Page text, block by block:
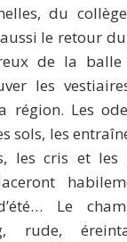
du
aussi le retour
de la balle
les
région. Les
sols, les
les cris et les
Le
rude,